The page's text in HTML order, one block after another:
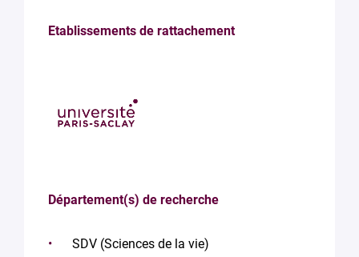
Etablissements de rattachement
Département(s) de recherche
SDV (Sciences de la vie)